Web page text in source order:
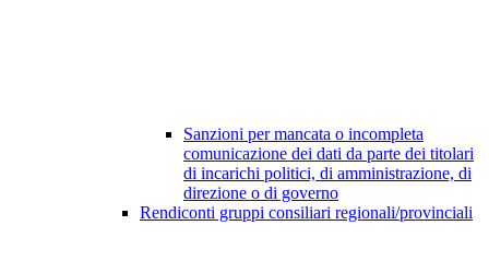
Sanzioni per mancata o incompleta
comunicazione dei dati da parte dei titolari
di incarichi politici, di amministrazione, di
direzione o di governo
Rendiconti gruppi consiliari regionali/provinciali